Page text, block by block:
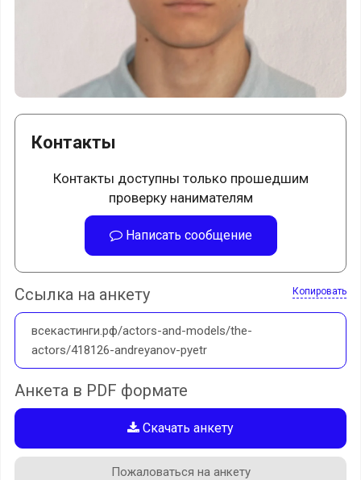
Контакты
Контакты доступны только прошедшим
проверку нанимателям
Написать сообщение
Ссылка на анкету Копировать
всекастинги.рф/actors-and-models/the-
actors/418126-andreyanov-pyetr
Анкета в PDF формате
Скачать анкету
Пожаловаться на анкету